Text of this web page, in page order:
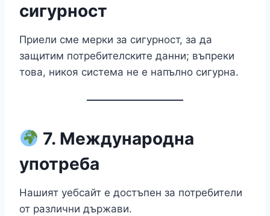
сигурност
Приели сме мерки за сигурност, за да
защитим потребителските данни; въпреки
това, никоя система не е напълно сигурна.
7. Международна
употреба
Нашият уебсайт е достъпен за потребители
от различни държави.